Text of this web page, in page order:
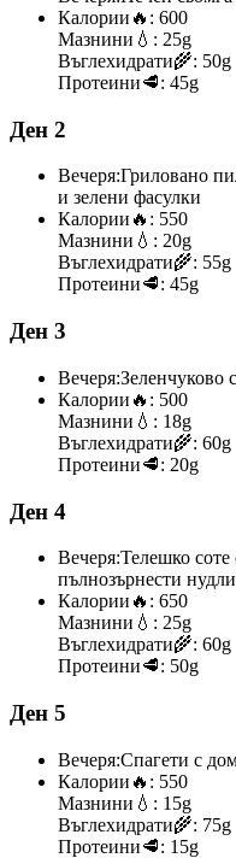
Калории 🔥: 600
Мазнини 💧: 25g
Въглехидрати🌾: 50g
Протеини🥩: 45g
Ден 2
Вечеря:Гриловано
и зелени фасулки
Калории 🔥: 550
Мазнини 💧: 20g
Въглехидрати🌾: 55g
Протеини🥩: 45g
Ден 3
Вечеря:Зеленчуково
Калории 🔥: 500
Мазнини 💧: 18g
Въглехидрати🌾: 60g
Протеини🥩: 20g
Ден 4
Вечеря:Телешко
пълнозърнести нудли
Калории 🔥: 650
Мазнини 💧: 25g
Въглехидрати🌾: 60g
Протеини🥩: 50g
Ден 5
Вечеря:Спагети с
Калории 🔥: 550
Мазнини 💧: 15g
Въглехидрати🌾: 75g
Протеини🥩: 15g